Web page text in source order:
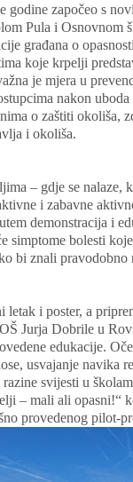
godine započeo s
Pula i Osnovnom
građana o
koje krpelji
je mjera u
nakon
o zaštiti
i okoliša.
– gdje se nalaze,
i zabavne
demonstracija i
simptome bolesti
bi znali pravodobno
i poster, a
Jurja Dobrile u
edukacije.
usvajanje navika
svijesti u
– mali ali opasni!“
provedenog pilot-